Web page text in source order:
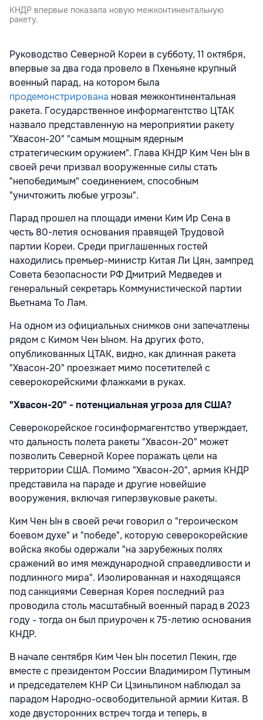
КНДР впервые показала новую межконтинентальную
ракету.
Руководство Северной Кореи в субботу, 11 октября,
впервые за два года провело в Пхеньяне крупный
военный парад, на котором была
продемонстрирована новая межконтинентальная
ракета. Государственное информагентство ЦТАК
назвало представленную на мероприятии ракету
"Хвасон-20" "самым мощным ядерным
стратегическим оружием". Глава КНДР Ким Чен Ын в
своей речи призвал вооруженные силы стать
"непобедимым" соединением, способным
"уничтожить любые угрозы".
Парад прошел на площади имени Ким Ир Сена в
честь 80-летия основания правящей Трудовой
партии Кореи. Среди приглашенных гостей
находились премьер-министр Китая Ли Цян, зампред
Совета безопасности РФ Дмитрий Медведев и
генеральный секретарь Коммунистической партии
Вьетнама То Лам.
На одном из официальных снимков они запечатлены
рядом с Кимом Чен Ыном. На других фото,
опубликованных ЦТАК, видно, как длинная ракета
"Хвасон-20" проезжает мимо посетителей с
северокорейскими флажками в руках.
"Хвасон-20" - потенциальная угроза для США?
Северокорейское госинформагентство утверждает,
что дальность полета ракеты "Хвасон-20" может
позволить Северной Корее поражать цели на
территории США. Помимо "Хвасон-20", армия КНДР
представила на параде и другие новейшие
вооружения, включая гиперзвуковые ракеты.
Ким Чен Ын в своей речи говорил о "героическом
боевом духе" и "победе", которую северокорейские
войска якобы одержали "на зарубежных полях
сражений во имя международной справедливости и
подлинного мира". Изолированная и находящаяся
под санкциями Северная Корея последний раз
проводила столь масштабный военный парад в 2023
году - тогда он был приурочен к 75-летию основания
КНДР.
В начале сентября Ким Чен Ын посетил Пекин, где
вместе с президентом России Владимиром Путиным
и председателем КНР Си Цзиньпином наблюдал за
парадом Народно-освободительной армии Китая. В
ходе двусторонних встреч тогда и теперь, в